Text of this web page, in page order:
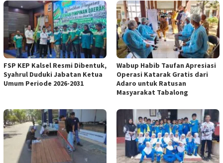
FSP KEP Kalsel Resmi Dibentuk,
Syahrul Duduki Jabatan Ketua
Umum Periode 2026-2031
Wabup Habib Taufan Apresiasi
Operasi Katarak Gratis dari
Adaro untuk Ratusan
Masyarakat Tabalong